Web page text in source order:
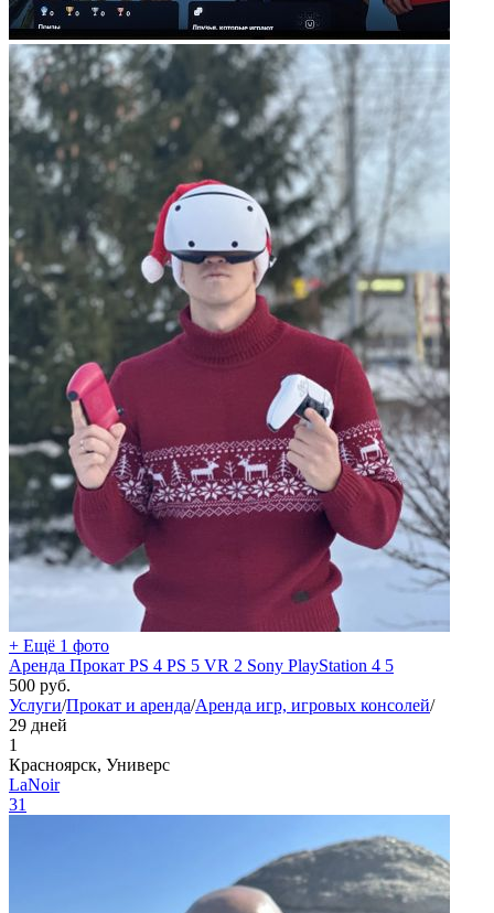
+ Ещё 1 фото
Аренда Прокат PS 4 PS 5 VR 2 Sony PlayStation 4 5
500 руб.
Услуги/Прокат и аренда/Аренда игр, игровых консолей/
29 дней
1
Красноярск, Универс
LaNoir
31